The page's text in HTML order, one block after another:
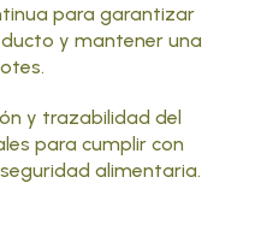
para garantizar
y mantener una
y trazabilidad del
para cumplir con
alimentaria.